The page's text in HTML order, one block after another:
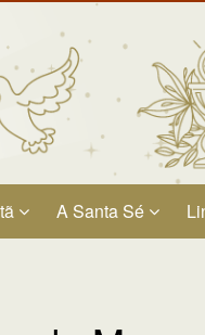
A Santa Sé